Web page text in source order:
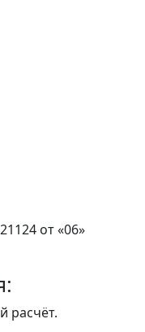
от «06»
расчёт.